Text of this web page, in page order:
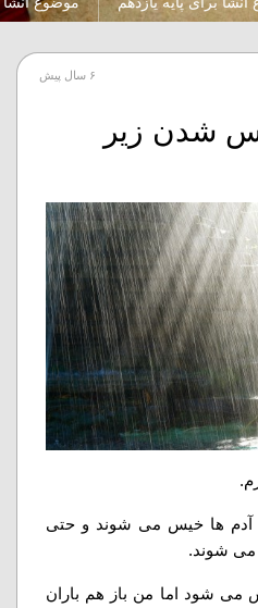
۶ سال پیش
شدن زیر
آدم ها خیس می شوند و حتی
می شوند.
شود اما من باز هم باران